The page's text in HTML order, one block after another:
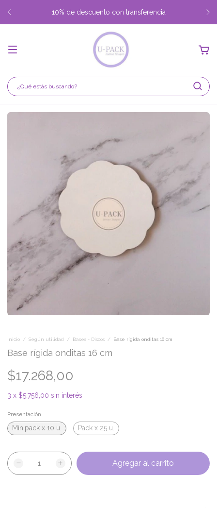
10% de descuento con transferencia
Inicio / Según utilidad / Bases - Discos / Base rígida onditas 16 cm
Base rígida onditas 16 cm
$17.268,00
3 x $5.756,00 sin interés
Presentación
Minipack x 10 u. Pack x 25 u.